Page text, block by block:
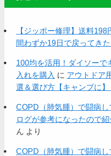
【ジッポー修理】送料
間わずか19日で戻ってきた
100均を活用！ダイソーで
入れを購入 に アウトドア
選＆選び方【キャンプに
COPD（肺気腫）で闘病
ログが参考になったので
ん
より
COPD（肺気腫）で闘病